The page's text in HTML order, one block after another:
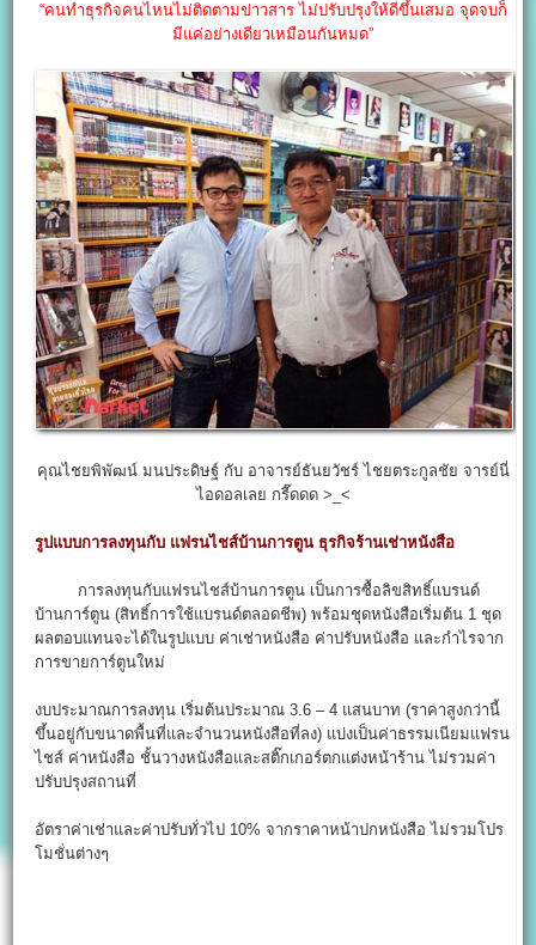
“คนทำธุรกิจคนไหนไม่ติดตามข่าวสาร ไม่ปรับปรุงให้ดีขึ้นเสมอ จุดจบก็
มีแค่อย่างเดียวเหมือนกันหมด”
คุณไชยพิพัฒน์ มนประดิษฐ์ กับ อาจารย์ธันยวัชร์ ไชยตระกูลชัย จารย์นี่
ไอดอลเลย กรี๊ดดด >_<
รูปแบบการลงทุนกับ แฟรนไชส์บ้านการตูน ธุรกิจร้านเช่าหนังสือ
การลงทุนกับแฟรนไชส์บ้านการตูน เป็นการซื้อลิขสิทธิ์แบรนด์
บ้านการ์ตูน (สิทธิ์การใช้แบรนด์ตลอดชีพ) พร้อมชุดหนังสือเริ่มต้น 1 ชุด
ผลตอบแทนจะได้ในรูปแบบ ค่าเช่าหนังสือ ค่าปรับหนังสือ และกำไรจาก
การขายการ์ตูนใหม่
งบประมาณการลงทุน เริ่มต้นประมาณ 3.6 – 4 แสนบาท (ราคาสูงกว่านี้
ขึ้นอยู่กับขนาดพื้นที่และจำนวนหนังสือที่ลง) แบ่งเป็นค่าธรรมเนียมแฟรน
ไชส์ ค่าหนังสือ ชั้นวางหนังสือและสติ๊กเกอร์ตกแต่งหน้าร้าน ไม่รวมค่า
ปรับปรุงสถานที่
อัตราค่าเช่าและค่าปรับทั่วไป 10% จากราคาหน้าปกหนังสือ ไม่รวมโปร
โมชั่นต่างๆ